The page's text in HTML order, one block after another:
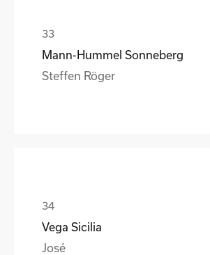
Mann-Hummel Sonneberg
Steffen Röger
Vega Sicilia
José